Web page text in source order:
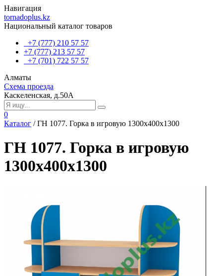
Навигация
tornadoplus.kz
Национальный каталог товаров
+7 (777) 210 57 57
+7 (777) 213 57 57
+7 (701) 722 57 57
Алматы
Схема проезда
Каскеленская, д.50А
0
Каталог /ГН 1077. Горка в игровую 1300x400x1300
ГН 1077. Горка в игровую
1300x400x1300